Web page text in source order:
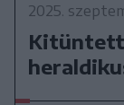
2025.